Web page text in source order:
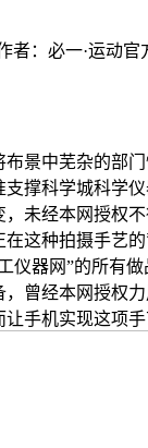
者： 必一·运动官
中芜杂的部门
撑科学城科学
未经本网授权
这种拍摄手艺
仪器网”的所有
曾经本网授权
让手机实现这项